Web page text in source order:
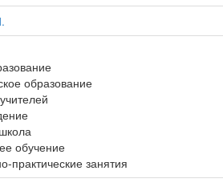
образование
обучение
практические занятия